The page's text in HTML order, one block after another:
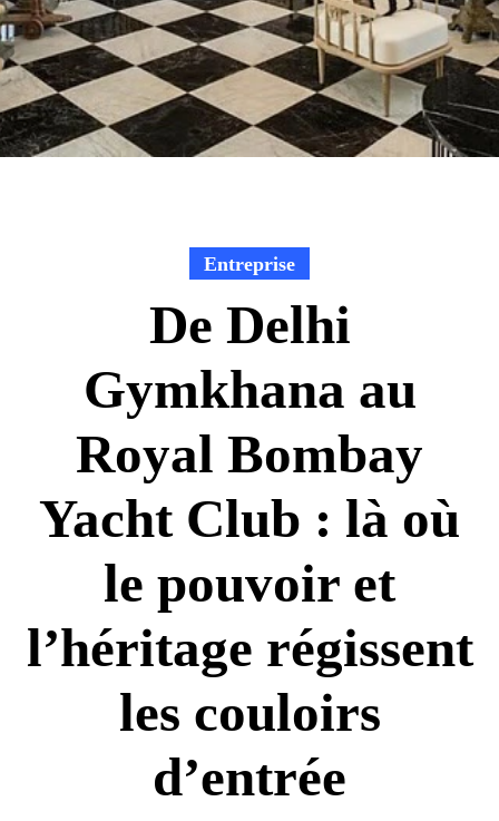
Entreprise
De Delhi
Gymkhana au
Royal Bombay
Yacht Club : là où
le pouvoir et
l’héritage régissent
les couloirs
d’entrée